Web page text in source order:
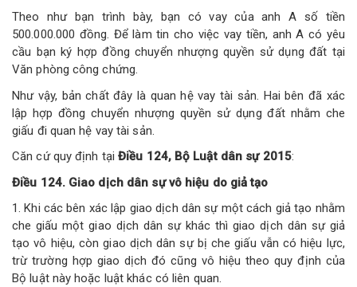
Theo như bạn trình bày, bạn có vay của anh A số tiền
500.000.000 đồng. Để làm tin cho việc vay tiền, anh A có yêu
cầu bạn ký hợp đồng chuyển nhượng quyền sử dụng đất tại
Văn phòng công chứng.
Như vậy, bản chất đây là quan hệ vay tài sản. Hai bên đã xác
lập hợp đồng chuyển nhượng quyền sử dụng đất nhằm che
giấu đi quan hệ vay tài sản.
Căn cứ quy định tại Điều 124, Bộ Luật dân sự 2015:
Điều 124. Giao dịch dân sự vô hiệu do giả tạo
1. Khi các bên xác lập giao dịch dân sự một cách giả tạo nhằm
che giấu một giao dịch dân sự khác thì giao dịch dân sự giả
tạo vô hiệu, còn giao dịch dân sự bị che giấu vẫn có hiệu lực,
trừ trường hợp giao dịch đó cũng vô hiệu theo quy định của
Bộ luật này hoặc luật khác có liên quan.